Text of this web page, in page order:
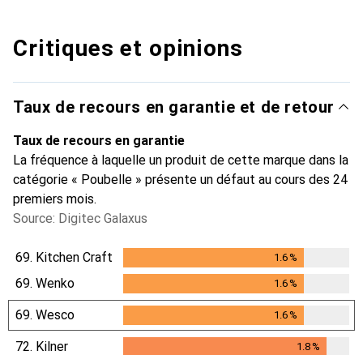
Critiques et opinions
Taux de recours en garantie et de retour
Taux de recours en garantie
La fréquence à laquelle un produit de cette marque dans la
catégorie « Poubelle » présente un défaut au cours des 24
premiers mois.
Source: Digitec Galaxus
69. Kitchen Craft 1.6%
69. Wenko 1.6%
69. Wesco 1.6%
72. Kilner 1.8%